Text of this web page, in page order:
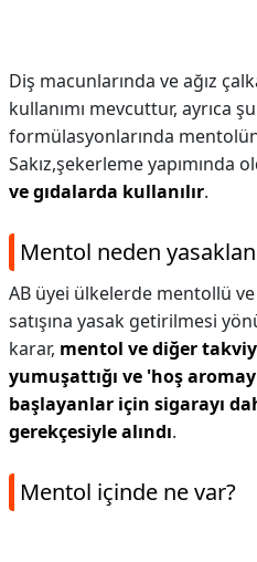
Diş macunlarında ve ağız
kullanımı mevcuttur, ayrıca
formülasyonlarında
Sakız,şekerleme yapımında
ve gıdalarda kullanılır.
Mentol neden
AB üyei ülkelerde mentollü
satışına yasak getirilmesi
karar, mentol ve diğer
yumuşattığı ve 'hoş
başlayanlar için sigarayı
gerekçesiyle alındı.
Mentol içinde ne var?